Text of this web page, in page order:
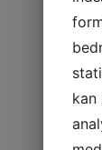
kan